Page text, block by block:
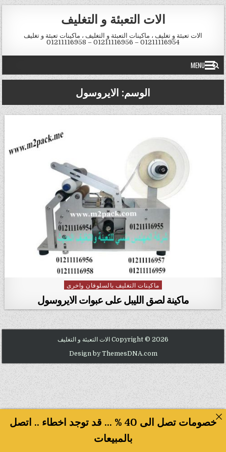
Skip to content
الات التعبئة و التغليف
الات تعبئة و تغليف ، ماكينات التعبئة و التغليف ، ماكينات تعبئة و تغليف
01211116954 – 01211116956 – 01211116958
MENU
الوسم: الايروسول
Posted in
ماكينات التغليف بالسلوفان واخرى
ماكينة لصق الليبل على عبوات الايروسول
Copyright © 2026 الات التعبئة و التغليف
Design by ThemesDNA.com
خصومات تصل الى 40 % ... قد توجد اخطاء .. اتصل
بالمبيعات